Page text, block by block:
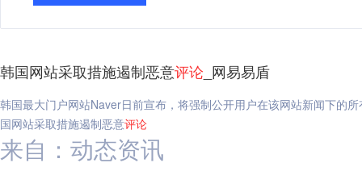
韩国网站采取措施遏制恶意评论 _网易易盾
韩国最大门户网站Naver日前宣布，将强制公开用户在该网站新闻下的所
国网站采取措施遏制恶意评论
来自：动态资讯